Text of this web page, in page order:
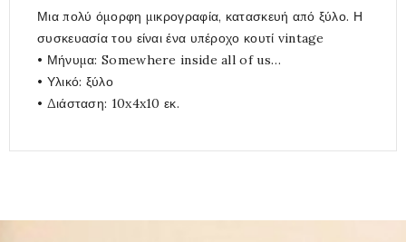
Μια πολύ όμορφη μικρογραφία, κατασκευή από ξύλο. Η
συσκευασία του είναι ένα υπέροχο κουτί vintage
• Μήνυμα: Somewhere inside all of us…
• Υλικό: ξύλο
• Διάσταση: 10x4x10 εκ.